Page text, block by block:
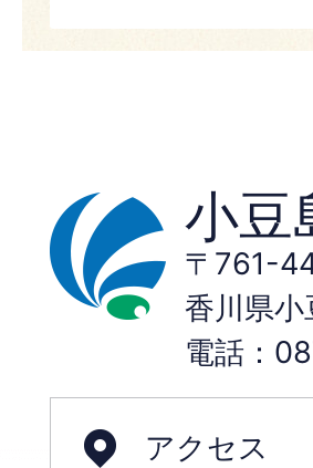
小豆
〒761-
香川県
電話：
アクセス